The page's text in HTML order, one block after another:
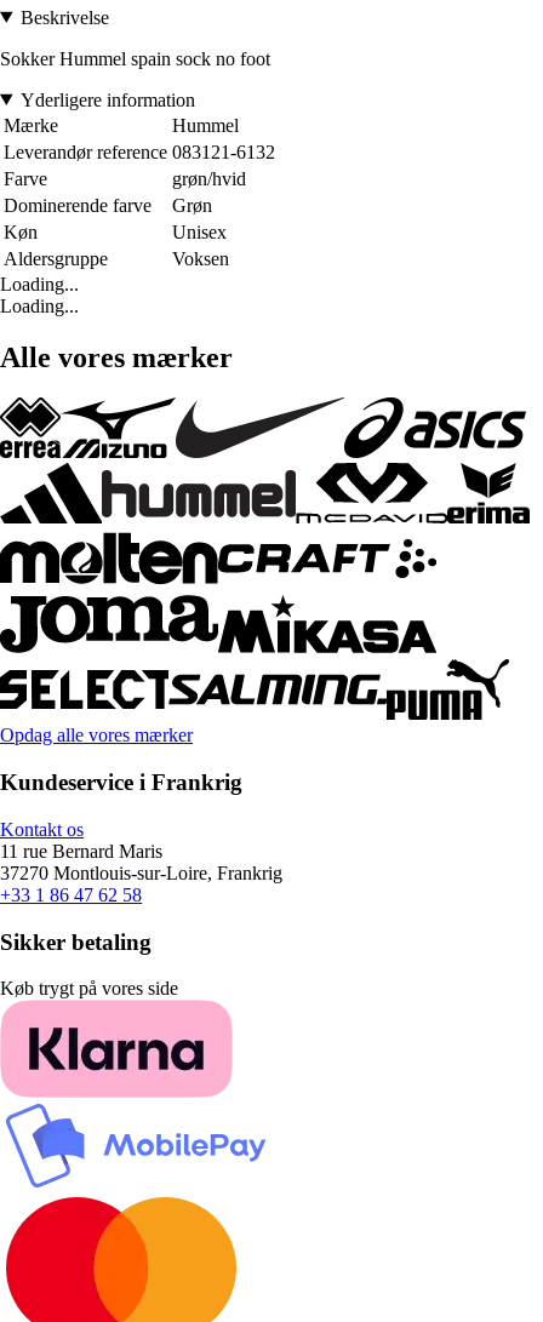
Beskrivelse
Sokker Hummel spain sock no foot
Yderligere information
Mærke
Hummel
Leverandør reference 083121-6132
Farve
grøn/hvid
Dominerende farve
Grøn
Køn
Unisex
Aldersgruppe
Voksen
Loading...
Loading...
Alle vores mærker
Opdag alle vores mærker
Kundeservice i Frankrig
Kontakt os
11 rue Bernard Maris
37270 Montlouis-sur-Loire, Frankrig
+33 1 86 47 62 58
Sikker betaling
Køb trygt på vores side